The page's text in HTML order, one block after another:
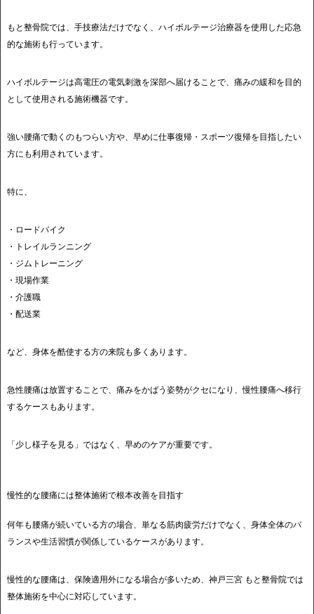
もと整骨院では、手技療法だけでなく、ハイボルテージ治療器を使用した応急
的な施術も行っています。
ハイボルテージは高電圧の電気刺激を深部へ届けることで、痛みの緩和を目的
として使用される施術機器です。
強い腰痛で動くのもつらい方や、早めに仕事復帰・スポーツ復帰を目指したい
方にも利用されています。
特に、
・ロードバイク
・トレイルランニング
・ジムトレーニング
・現場作業
・介護職
・配送業
など、身体を酷使する方の来院も多くあります。
急性腰痛は放置することで、痛みをかばう姿勢がクセになり、慢性腰痛へ移行
するケースもあります。
「少し様子を見る」ではなく、早めのケアが重要です。
慢性的な腰痛には整体施術で根本改善を目指す
何年も腰痛が続いている方の場合、単なる筋肉疲労だけでなく、身体全体のバ
ランスや生活習慣が関係しているケースがあります。
慢性的な腰痛は、保険適用外になる場合が多いため、神戸三宮 もと整骨院では
整体施術を中心に対応しています。